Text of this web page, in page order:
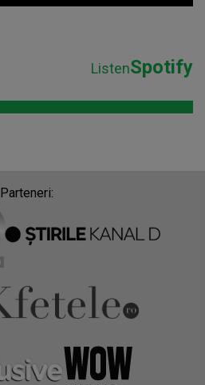
ListenSpotify
Parteneri: